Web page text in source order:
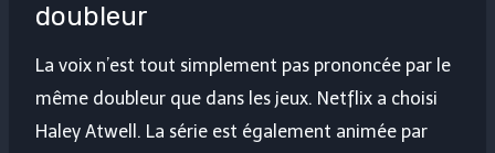
doubleur
La voix n’est tout simplement pas prononcée par le
même doubleur que dans les jeux. Netflix a choisi
Haley Atwell. La série est également animée par